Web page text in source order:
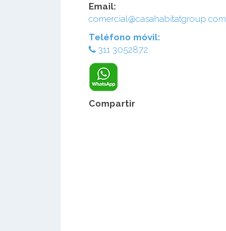
Email:
comercial@casahabitatgroup.com
Teléfono móvil:
311 3052872
Compartir